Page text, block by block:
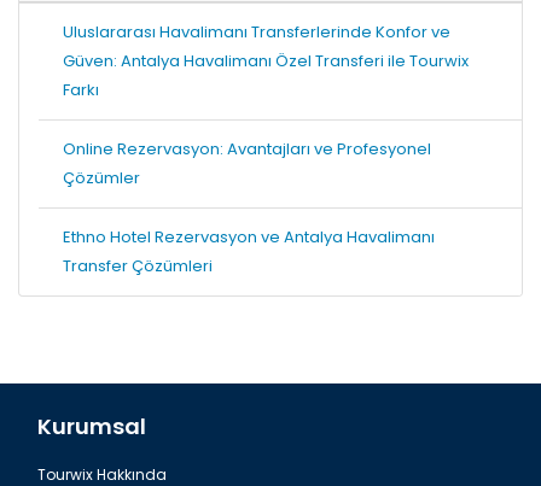
Uluslararası Havalimanı Transferlerinde Konfor ve
Güven: Antalya Havalimanı Özel Transferi ile Tourwix
Farkı
Online Rezervasyon: Avantajları ve Profesyonel
Çözümler
Ethno Hotel Rezervasyon ve Antalya Havalimanı
Transfer Çözümleri
Kurumsal
Tourwix Hakkında